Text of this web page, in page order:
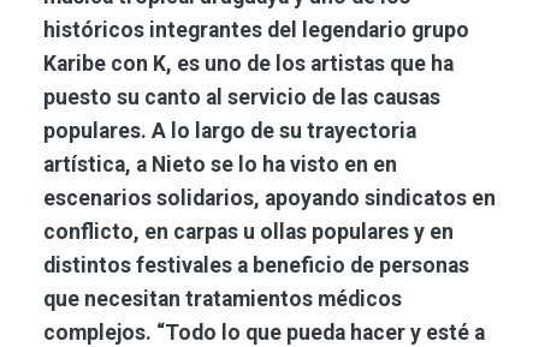
históricos integrantes del legendario grupo
Karibe con K, es uno de los artistas que ha
puesto su canto al servicio de las causas
populares. A lo largo de su trayectoria
artística, a Nieto se lo ha visto en en
escenarios solidarios, apoyando sindicatos en
conflicto, en carpas u ollas populares y en
distintos festivales a beneficio de personas
que necesitan tratamientos médicos
complejos. “Todo lo que pueda hacer y esté a